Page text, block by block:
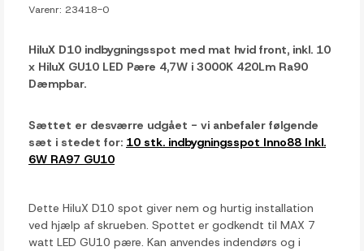
Varenr: 23418-0
HiluX D10 indbygningsspot med mat hvid front, inkl. 10
x HiluX GU10 LED Pære 4,7W i 3000K 420Lm Ra90
Dæmpbar.
Sættet er desværre udgået - vi anbefaler følgende
sæt i stedet for: 10 stk. indbygningsspot Inno88 Inkl.
6W RA97 GU10
Dette HiluX D10 spot giver nem og hurtig installation
ved hjælp af skrueben. Spottet er godkendt til MAX 7
watt LED GU10 pære. Kan anvendes indendørs og i